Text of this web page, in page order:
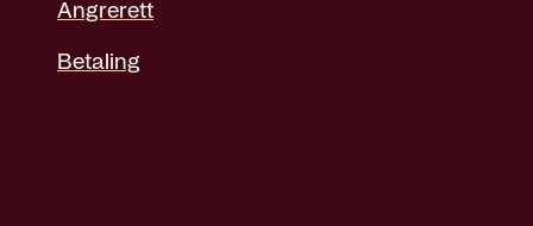
Angrerett
Betaling